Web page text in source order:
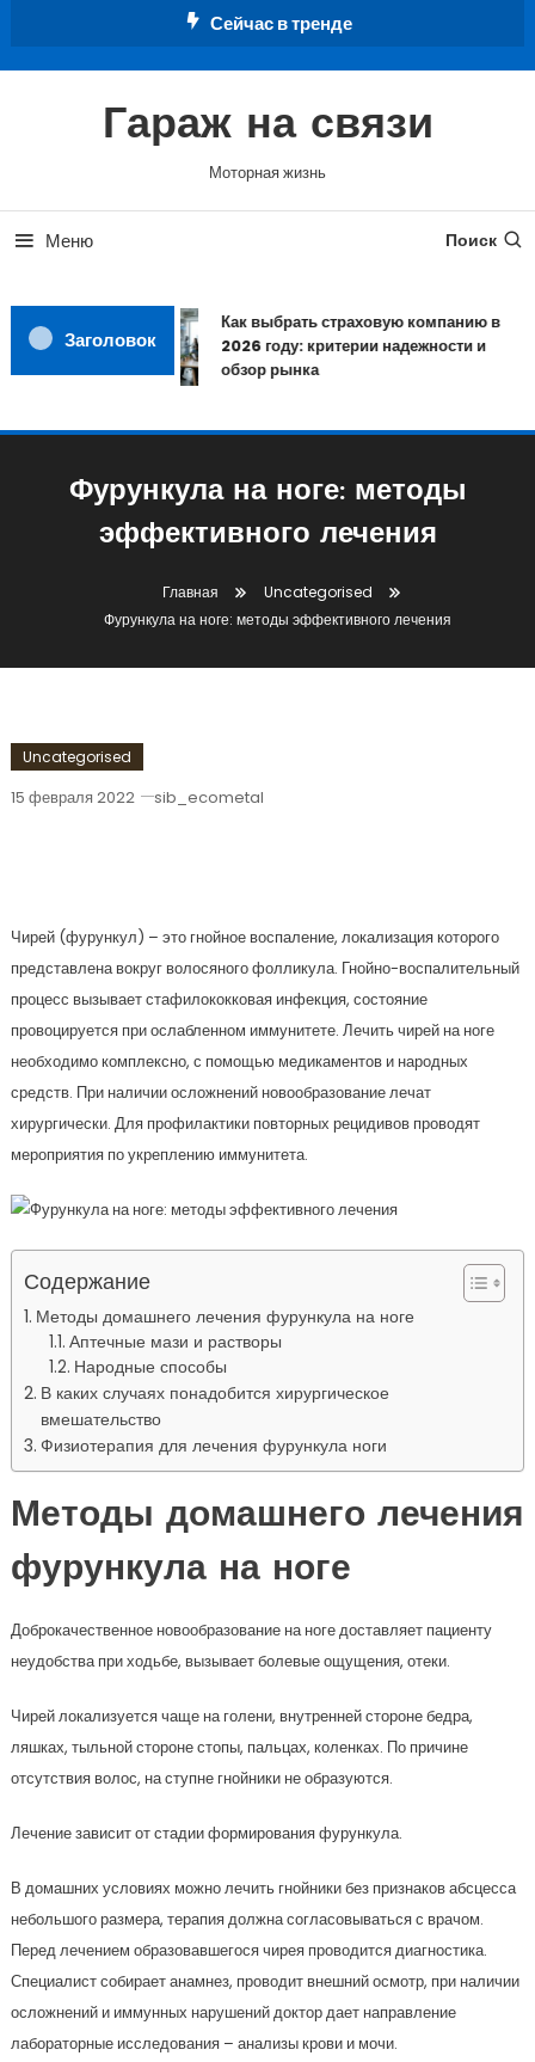
Сейчас в тренде
Гараж на связи
Моторная жизнь
Меню Поиск
Заголовок
Как выбрать страховую компанию в
2026 году: критерии надежности и
обзор рынка
Фурункула на ноге: методы
эффективного лечения
Главная
Uncategorised
Фурункула на ноге: методы эффективного лечения
Uncategorised
15 февраля 2022 sib_ecometal
Чирей (фурункул) – это гнойное воспаление, локализация которого
представлена вокруг волосяного фолликула. Гнойно-воспалительный
процесс вызывает стафилококковая инфекция, состояние
провоцируется при ослабленном иммунитете. Лечить чирей на ноге
необходимо комплексно, с помощью медикаментов и народных
средств. При наличии осложнений новообразование лечат
хирургически. Для профилактики повторных рецидивов проводят
мероприятия по укреплению иммунитета.
Содержание
Методы домашнего лечения фурункула на ноге
Аптечные мази и растворы
Народные способы
В каких случаях понадобится хирургическое
вмешательство
Физиотерапия для лечения фурункула ноги
Методы домашнего лечения
фурункула на ноге
Доброкачественное новообразование на ноге доставляет пациенту
неудобства при ходьбе, вызывает болевые ощущения, отеки.
Чирей локализуется чаще на голени, внутренней стороне бедра,
ляшках, тыльной стороне стопы, пальцах, коленках. По причине
отсутствия волос, на ступне гнойники не образуются.
Лечение зависит от стадии формирования фурункула.
В домашних условиях можно лечить гнойники без признаков абсцесса
небольшого размера, терапия должна согласовываться с врачом.
Перед лечением образовавшегося чирея проводится диагностика.
Специалист собирает анамнез, проводит внешний осмотр, при наличии
осложнений и иммунных нарушений доктор дает направление
лабораторные исследования – анализы крови и мочи.